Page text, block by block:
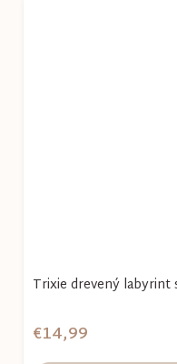
Trixie drevený labyrint
€14,99